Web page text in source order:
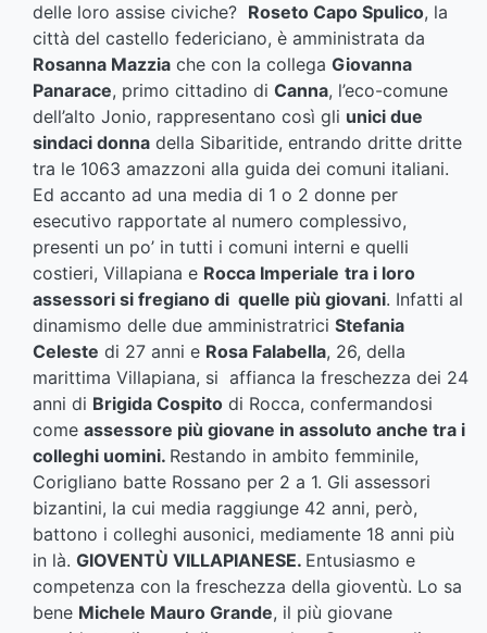
delle loro assise civiche? Roseto Capo Spulico, la
città del castello federiciano, è amministrata da
Rosanna Mazzia che con la collega Giovanna
Panarace, primo cittadino di Canna, l’eco-comune
dell’alto Jonio, rappresentano così gli unici due
sindaci donna della Sibaritide, entrando dritte dritte
tra le 1063 amazzoni alla guida dei comuni italiani.
Ed accanto ad una media di 1 o 2 donne per
esecutivo rapportate al numero complessivo,
presenti un po’ in tutti i comuni interni e quelli
costieri, Villapiana e Rocca Imperiale tra i loro
assessori si fregiano di quelle più giovani. Infatti al
dinamismo delle due amministratrici Stefania
Celeste di 27 anni e Rosa Falabella, 26, della
marittima Villapiana, si affianca la freschezza dei 24
anni di Brigida Cospito di Rocca, confermandosi
come assessore più giovane in assoluto anche tra i
colleghi uomini. Restando in ambito femminile,
Corigliano batte Rossano per 2 a 1. Gli assessori
bizantini, la cui media raggiunge 42 anni, però,
battono i colleghi ausonici, mediamente 18 anni più
in là. GIOVENTÙ VILLAPIANESE. Entusiasmo e
competenza con la freschezza della gioventù. Lo sa
bene Michele Mauro Grande, il più giovane